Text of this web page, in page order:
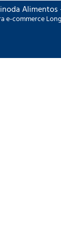
e-commerce